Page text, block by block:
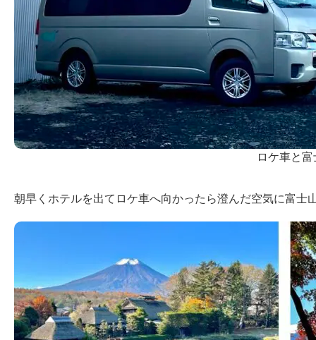
ロケ車と
朝早くホテルを出てロケ車へ向かったら澄んだ空気に富士